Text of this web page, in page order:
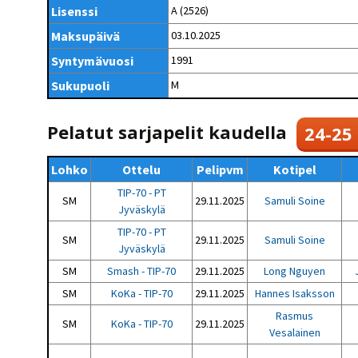
Valiokunnat
Strategia 2025-2030
Vastuullisuus
Ilmoita epäasiallisesta
käytöksestä
Hallintosääntö
NETU in English
ohjeet
Rating-artikkelit
Rating-manuaali
Julkaistut Rating-listat
Päivärating
6-divisioona
Sarjatiedotteet
Pelipaikat ja
joukkueiden
yhteyshenkilöt
Seurasiirrot
Kisajärjestäjien
Lisenssi A (2526)
Maksupäivä 03.10.2025
Syntymävuosi 1991
Sukupuoli M
Pelatut sarjapelit kaudella 24-25
Lohko Ottelu Pelipvm Kotipel
SM
TIP-70 - PT
Jyväskylä
29.11.2025 Samuli Soine
SM
TIP-70 - PT
Jyväskylä
29.11.2025 Samuli Soine
SM
Smash - TIP-70 29.11.2025 Long Nguyen
SM
KoKa - TIP-70 29.11.2025 Hannes Isaksson
SM KoKa - TIP-70 29.11.2025
Rasmus
Vesalainen